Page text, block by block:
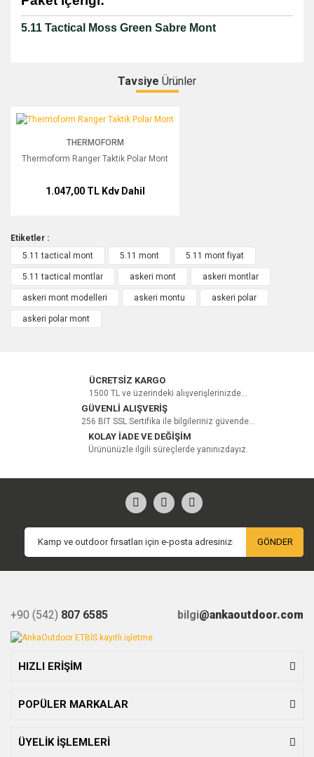
5.11 Tactical Moss Green Sabre Mont
Yorum Yaz
Tavsiye Ürünler
Thermoform Ranger Taktik Polar Mont
THERMOFORM
Thermoform Ranger Taktik Polar Mont
1.047,00 TL Kdv Dahil
Etiketler :
5.11 tactical mont
5.11 mont 5.11 mont fiyat
5.11 tactical montlar askeri mont askeri montlar
askeri mont modelleri askeri montu askeri polar
askeri polar mont
ÜCRETSİZ KARGO
1500 TL ve üzerindeki alışverişlerinizde...
GÜVENLİ ALIŞVERİŞ
256 BIT SSL Sertifika ile bilgileriniz güvende...
KOLAY İADE VE DEĞİŞİM
Ürününüzle ilgili süreçlerde yanınızdayız.
GÖNDER
+90 (542) 807 6585 bilgi@ankaoutdoor.com
HIZLI ERİŞİM
POPÜLER MARKALAR
ÜYELİK İŞLEMLERİ